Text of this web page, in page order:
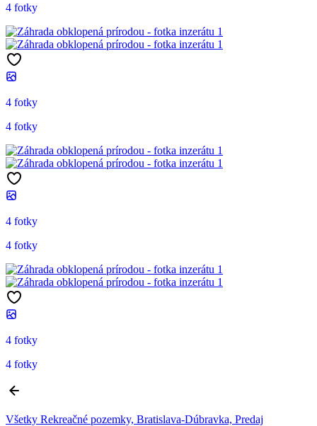
4 fotky
4 fotky
4 fotky
4 fotky
4 fotky
4 fotky
4 fotky
Všetky Rekreačné pozemky, Bratislava-Dúbravka, Predaj